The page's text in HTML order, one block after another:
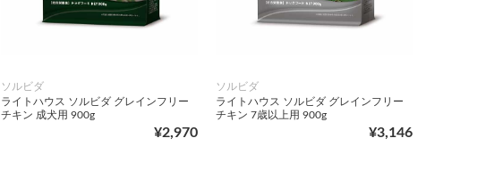
ソルビダ
ライトハウス ソルビダ グレインフリー
チキン 成犬用 900g
¥2,970
ソルビダ
ライトハウス ソルビダ グレインフリー
チキン 7歳以上用 900g
¥3,146